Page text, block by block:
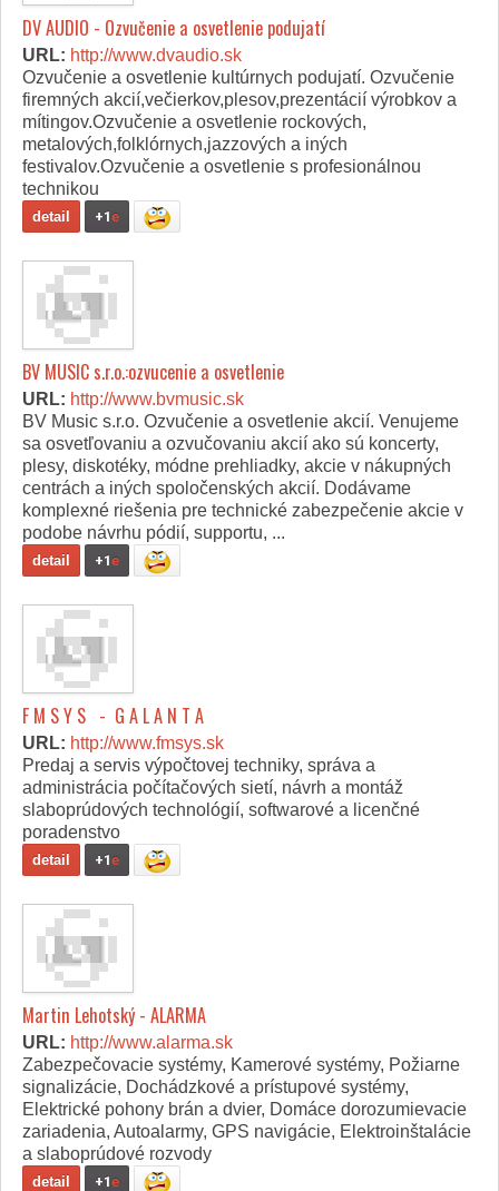
DV AUDIO - Ozvučenie a osvetlenie podujatí
URL: http://www.dvaudio.sk
Ozvučenie a osvetlenie kultúrnych podujatí. Ozvučenie
firemných akcií,večierkov,plesov,prezentácií výrobkov a
mítingov.Ozvučenie a osvetlenie rockových,
metalových,folklórnych,jazzových a iných
festivalov.Ozvučenie a osvetlenie s profesionálnou
technikou
detail +1e
BV MUSIC s.r.o.:ozvucenie a osvetlenie
URL: http://www.bvmusic.sk
BV Music s.r.o. Ozvučenie a osvetlenie akcií. Venujeme
sa osvetľovaniu a ozvučovaniu akcií ako sú koncerty,
plesy, diskotéky, módne prehliadky, akcie v nákupných
centrách a iných spoločenských akcií. Dodávame
komplexné riešenia pre technické zabezpečenie akcie v
podobe návrhu pódií, supportu, ...
detail +1e
F M S Y S - G A L A N T A
URL: http://www.fmsys.sk
Predaj a servis výpočtovej techniky, správa a
administrácia počítačových sietí, návrh a montáž
slaboprúdových technológií, softwarové a licenčné
poradenstvo
detail +1e
Martin Lehotský - ALARMA
URL: http://www.alarma.sk
Zabezpečovacie systémy, Kamerové systémy, Požiarne
signalizácie, Dochádzkové a prístupové systémy,
Elektrické pohony brán a dvier, Domáce dorozumievacie
zariadenia, Autoalarmy, GPS navigácie, Elektroinštalácie
a slaboprúdové rozvody
detail +1e